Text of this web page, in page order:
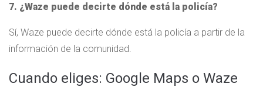
7. ¿Waze puede decirte dónde está la policía?
Sí, Waze puede decirte dónde está la policía a partir de la
información de la comunidad.
Cuando eliges: Google Maps o Waze